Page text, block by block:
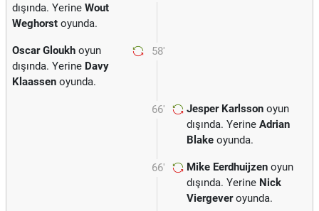
dışında. Yerine Wout
Weghorst oyunda.
58'
Oscar Gloukh oyun
dışında. Yerine Davy
Klaassen oyunda.
66' Jesper Karlsson oyun
dışında. Yerine Adrian
Blake oyunda.
66' Mike Eerdhuijzen oyun
dışında. Yerine Nick
Viergeveroyunda.